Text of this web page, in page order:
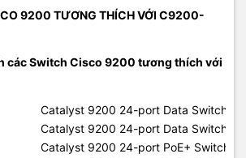
9200 TƯƠNG THÍCH VỚI C9200-
các Switch Cisco 9200 tương thích với
Catalyst 9200 24-port Data Switch,
Catalyst 9200 24-port Data Switch,
Catalyst 9200 24-port PoE+ Switch,